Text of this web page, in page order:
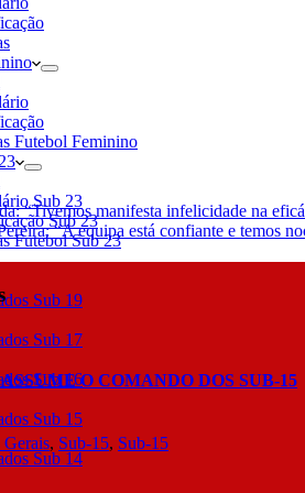
Futebol Feminino
Sub 23
Sub 23
Futebol Sub 23
Sub 19
Sub 17
Sub 16
Sub 15
Sub 14
“Tivemos manifesta infelicidade na
“A equipa está confiante e temos
O COMANDO DOS SUB-15
, Sub-15, Sub-15